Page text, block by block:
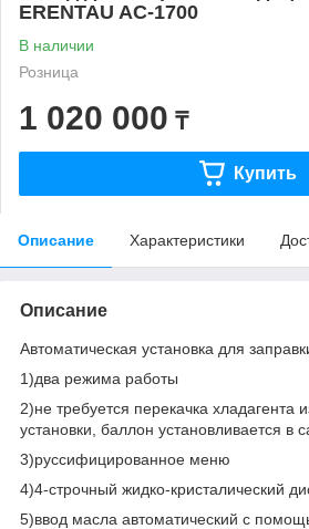
ERENTAU AC-1700
В наличии
Розница
1 020 000 ₸
Купить
Описание Характеристики
Описание
Автоматическая установка для
1)два режима работы
2)не требуется перекачка хладагента
установки, баллон установливается в
3)руссифицированное меню
4)4-строчный жидко-кристалический
5)ввод масла автоматический с